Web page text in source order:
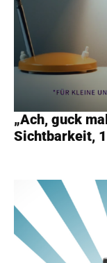
„Ach, guck
Sichtbarkeit,